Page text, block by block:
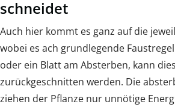
schneidet
Auch hier kommt es ganz auf die
wobei es ach grundlegende
oder ein Blatt am Absterben, kann
zurückgeschnitten werden. Die
ziehen der Pflanze nur unnötige